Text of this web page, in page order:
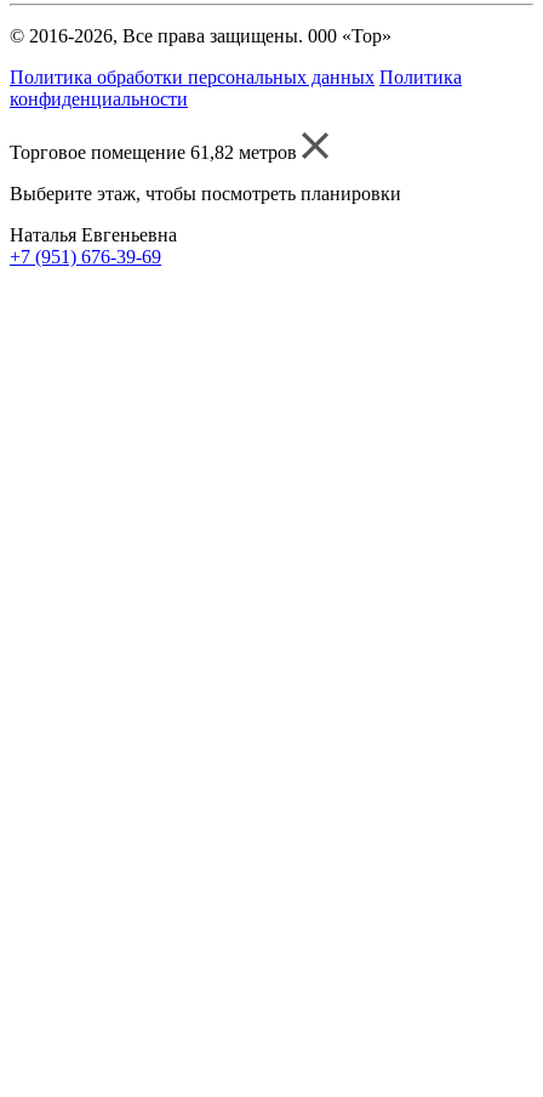
© 2016-2026, Все права защищены. 000 «Тор»
Политика обработки персональных данных Политика
конфиденциальности
Торговое помещение 61,82 метров
Выберите этаж, чтобы посмотреть планировки
Наталья Евгеньевна
+7 (951) 676-39-69